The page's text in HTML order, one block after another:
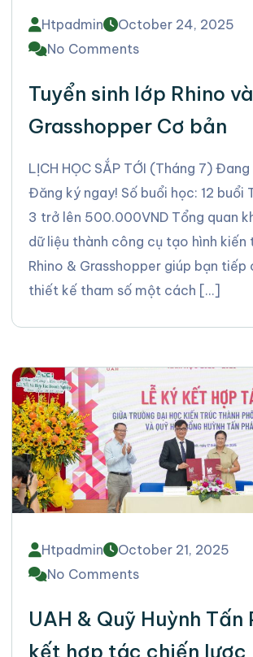
Htpadmin
October 24, 2025
No Comments
Tuyển sinh lớp Rhino và
Grasshopper Cơ bản
LỊCH HỌC SẮP TỚI (Tháng 7)
Đăng ký ngay! Số buổi học: 12 buổi
3 trở lên 500.000VND Tổng quan
dữ liệu thành công cụ tạo hình kiến
Rhino & Grasshopper giúp bạn tiếp
thiết kế tham số một cách […]
Htpadmin
October 21, 2025
No Comments
UAH & Quỹ Huỳnh Tấn
kết hợp tác chiến lược